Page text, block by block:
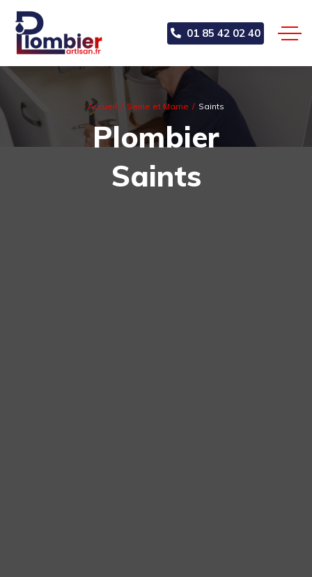
01 85 42 02 40
Accueil Seine et Marne Saints
Plombier
Saints